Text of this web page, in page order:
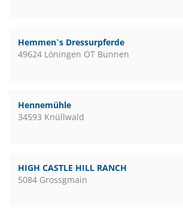
Hemmen`s Dressurpferde
49624 Löningen OT Bunnen
Hennemühle
34593 Knüllwald
HIGH CASTLE HILL RANCH
5084 Grossgmain